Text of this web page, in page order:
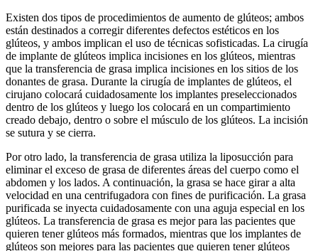
Existen dos tipos de procedimientos de aumento de glúteos; ambos
están destinados a corregir diferentes defectos estéticos en los
glúteos, y ambos implican el uso de técnicas sofisticadas. La cirugía
de implante de glúteos implica incisiones en los glúteos, mientras
que la transferencia de grasa implica incisiones en los sitios de los
donantes de grasa. Durante la cirugía de implantes de glúteos, el
cirujano colocará cuidadosamente los implantes preseleccionados
dentro de los glúteos y luego los colocará en un compartimiento
creado debajo, dentro o sobre el músculo de los glúteos. La incisión
se sutura y se cierra.
Por otro lado, la transferencia de grasa utiliza la liposucción para
eliminar el exceso de grasa de diferentes áreas del cuerpo como el
abdomen y los lados. A continuación, la grasa se hace girar a alta
velocidad en una centrifugadora con fines de purificación. La grasa
purificada se inyecta cuidadosamente con una aguja especial en los
glúteos. La transferencia de grasa es mejor para las pacientes que
quieren tener glúteos más formados, mientras que los implantes de
glúteos son mejores para las pacientes que quieren tener glúteos